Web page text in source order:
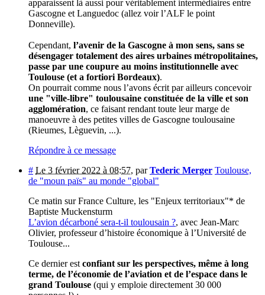
apparaissent là aussi pour véritablement intermédiaires entre
Gascogne et Languedoc (allez voir l’ALF le point
Donneville).
Cependant, l’avenir de la Gascogne à mon sens, sans se
désengager totalement des aires urbaines métropolitaines,
passe par une coupure au moins institutionnelle avec
Toulouse (et a fortiori Bordeaux).
On pourrait comme nous l’avons écrit par ailleurs concevoir
une "ville-libre" toulousaine constituée de la ville et son
agglomération, ce faisant rendant toute leur marge de
manoeuvre à des petites villes de Gascogne toulousaine
(Rieumes, Lèguevin, ...).
Répondre à ce message
# Le 3 février 2022 à 08:57, parTederic Merger Toulouse,
de "moun païs" au monde "global"
Ce matin sur France Culture, les "Enjeux territoriaux"* de
Baptiste Muckensturm
L’avion décarboné sera-t-il toulousain ?, avec Jean-Marc
Olivier, professeur d’histoire économique à l’Université de
Toulouse...
Ce dernier est confiant sur les perspectives, même à long
terme, de l’économie de l’aviation et de l’espace dans le
grand Toulouse (qui y emploie directement 30 000